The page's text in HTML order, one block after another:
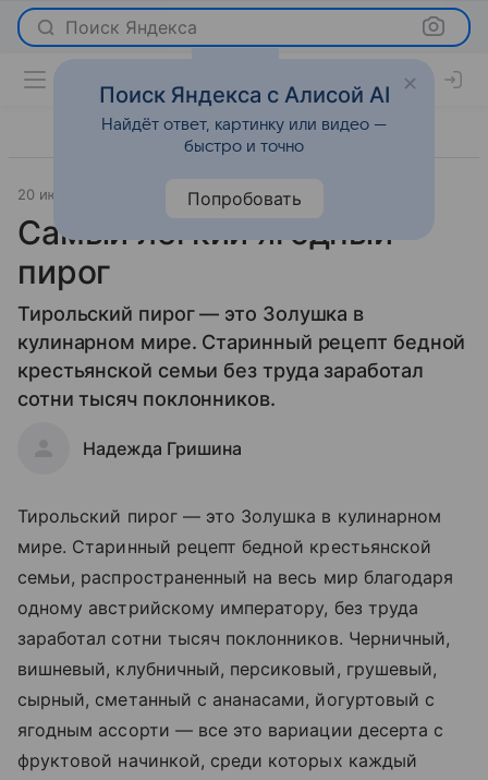
Поиск Яндекса
20 июля 2012
Самый легкий ягодный
пирог
Тирольский пирог — это Золушка в
кулинарном мире. Старинный рецепт бедной
крестьянской семьи без труда заработал
сотни тысяч поклонников.
Надежда Гришина
Тирольский пирог — это Золушка в кулинарном
мире. Старинный рецепт бедной крестьянской
семьи, распространенный на весь мир благодаря
одному австрийскому императору, без труда
заработал сотни тысяч поклонников. Черничный,
вишневый, клубничный, персиковый, грушевый,
сырный, сметанный с ананасами, йогуртовый с
ягодным ассорти — все это вариации десерта с
фруктовой начинкой, среди которых каждый
Поиск Яндекса с Алисой AI
Найдёт ответ, картинку или видео —
быстро и точно
Попробовать